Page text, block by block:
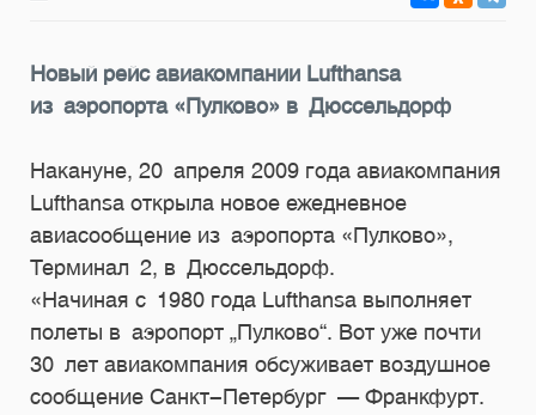
Новый рейс авиакомпании Lufthansa
из аэропорта «Пулково» в Дюссельдорф
Накануне, 20 апреля 2009 года авиакомпания
Lufthansa открыла новое ежедневное
авиасообщение из аэропорта «Пулково»,
Терминал 2, в Дюссельдорф.
«Начиная с 1980 года Lufthansa выполняет
полеты в аэропорт „Пулково“. Вот уже почти
30 лет авиакомпания обсуживает воздушное
сообщение Санкт-Петербург — Франкфурт.